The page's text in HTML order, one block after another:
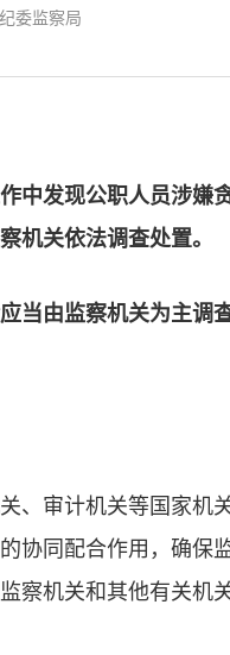
委监察局
中发现公职人员涉嫌
机关依法调查处置。
当由监察机关为主调查
、审计机关等国家机关
协同配合作用，确保
察机关和其他有关机